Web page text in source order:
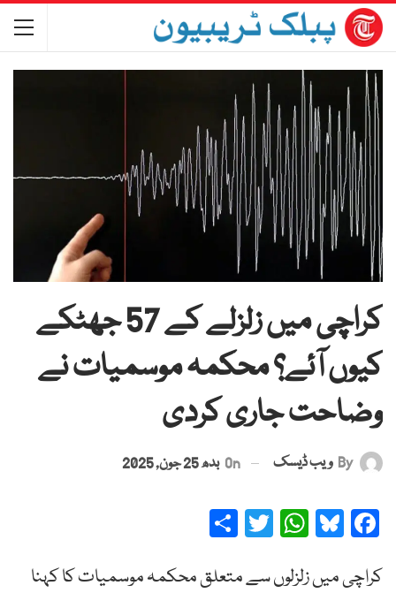
کراچی میں زلزلے کے 57 جھٹکے
کیوں آئے؟ محکمہ موسمیات نے
وضاحت جاری کردی
By ویب ڈیسک On بدھ 25 جون, 2025
Facebook
Bluesky
WhatsApp
Twitter
کراچی میں زلزلوں سے متعلق محکمہ موسمیات کا کہنا